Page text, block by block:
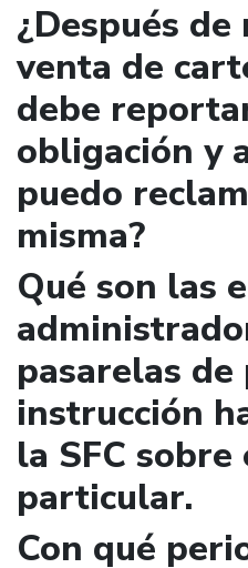
¿Después
venta de
debe
obligación y
puedo
misma?
Qué son las
pasarelas de
instrucción
la SFC sobre
particular.
Con qué